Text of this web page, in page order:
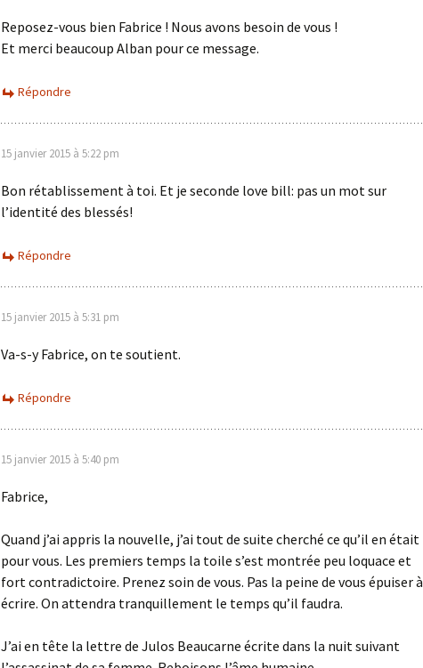
Reposez-vous bien Fabrice ! Nous avons besoin de vous !
Et merci beaucoup Alban pour ce message.
Répondre
15 janvier 2015 à 5:22 pm
Bon rétablissement à toi. Et je seconde love bill: pas un mot sur
l’identité des blessés!
Répondre
15 janvier 2015 à 5:31 pm
Va-s-y Fabrice, on te soutient.
Répondre
15 janvier 2015 à 5:40 pm
Fabrice,
Quand j’ai appris la nouvelle, j’ai tout de suite cherché ce qu’il en était
pour vous. Les premiers temps la toile s’est montrée peu loquace et
fort contradictoire. Prenez soin de vous. Pas la peine de vous épuiser à
écrire. On attendra tranquillement le temps qu’il faudra.
J’ai en tête la lettre de Julos Beaucarne écrite dans la nuit suivant